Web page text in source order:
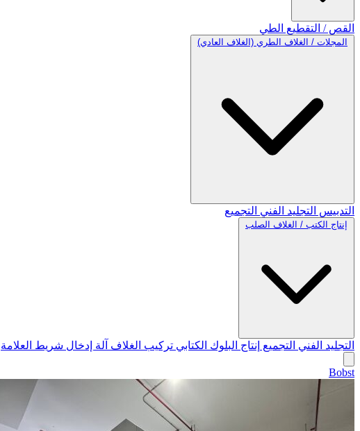
القص / التقطيع الطي
المجلات / الغلاف الطري (الغلاف العادي)
التدبيس التجليد الفني التجميع
إنتاج الكتب / الغلاف الصلب
التجليد الفني التجميع إنتاج البلوك الكتابي تركيب الغلاف آلة إدخال شريط العلامة
Bobst